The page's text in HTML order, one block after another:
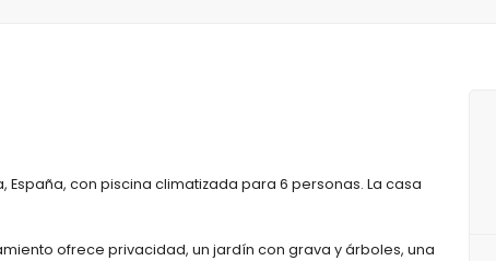
con piscina climatizada para 6 personas. La casa
ofrece privacidad, un jardín con grava y árboles, una